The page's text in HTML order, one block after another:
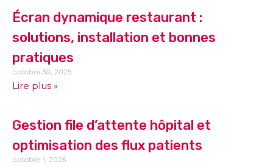
Écran dynamique restaurant :
solutions, installation et bonnes
pratiques
octobre 30, 2025
Lire plus »
Gestion file d’attente hôpital et
optimisation des flux patients
octobre 1, 2025